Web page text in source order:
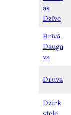
as
Dzīve
Brīvā
Dauga
va
Druva
Dzirk